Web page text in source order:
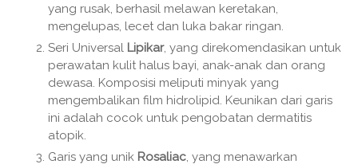
yang rusak, berhasil melawan keretakan,
mengelupas, lecet dan luka bakar ringan.
Seri Universal Lipikar, yang direkomendasikan untuk
perawatan kulit halus bayi, anak-anak dan orang
dewasa. Komposisi meliputi minyak yang
mengembalikan film hidrolipid. Keunikan dari garis
ini adalah cocok untuk pengobatan dermatitis
atopik.
Garis yang unik Rosaliac, yang menawarkan